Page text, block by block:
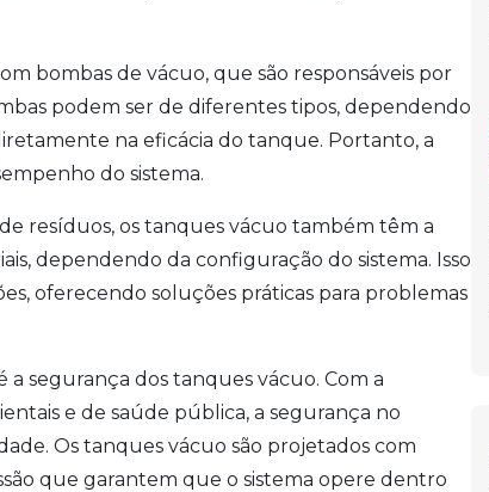
bombas de vácuo, que são responsáveis por
podem ser de diferentes tipos, dependendo
na eficácia do tanque. Portanto, a
do sistema.
resíduos, os tanques vácuo também têm a
dependendo da configuração do sistema. Isso
oferecendo soluções práticas para problemas
segurança dos tanques vácuo. Com a
e de saúde pública, a segurança no
Os tanques vácuo são projetados com
que garantem que o sistema opere dentro